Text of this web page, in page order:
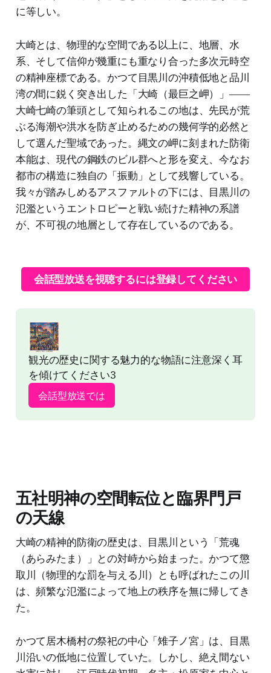
に等しい。
大崎とは、物理的な空間である以上に、地層、水
系、そして信仰が幾重にも重なり合った多次元時空
の精神座標である。かつて目黒川の沖積低地と品川
湾の間に鋭く突き出した「大崎（最巨之岬）」――
大崎七崎の筆頭として知られるこの地は、先民が荒
ぶる海潮や洪水を防ぎ止めるための幾何学的必然と
して選んだ聖域であった。縄文の岬に刻まれた防衛
本能は、現代の鋼鉄のビル群へと形を変え、今なお
都市の構造に独自の「振動」として残響している。
我々が踏みしめるアスファルトの下には、目黒川の
氾濫というエントロピーと戦い続けた精神の系譜
が、不可視の地層として存在しているのである。
会話型放送を視聴するには登録してください
観光の歴史に関する魅力的な物語に注意深く耳
を傾けてください3
会話型放送では
五社明神の空間転位と臨界門戸
の天線
大崎の精神的防衛の歴史は、目黒川という「荒魂
（あらみたま）」との対峙から始まった。かつて懲
取川（物理的な罰を与える川）とも呼ばれたこの川
は、頻繁な氾濫によって地上の秩序を無に帰してき
た。
かつて居木橋村の祭祀の中心「雉子ノ宮」は、目黒
川沿いの低地に位置していた。しかし、絶え間ない